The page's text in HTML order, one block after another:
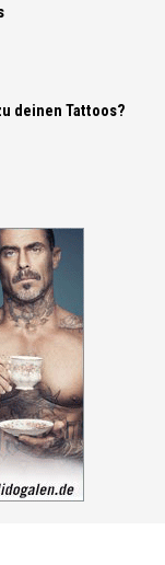
deinen Tattoos?